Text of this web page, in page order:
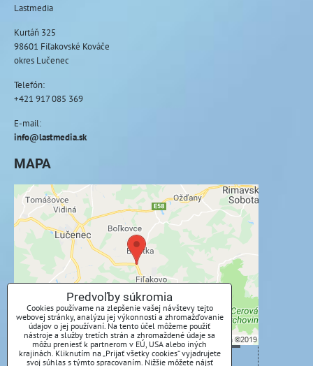
Lastmedia
Kurtáň 325
98601 Fiľakovské Kováče
okres Lučenec
Telefón:
+421 917 085 369
E-mail:
info@lastmedia.sk
MAPA
Externý obsah je blokovaný Voľbami
súkromia
Prajete si načítať externý obsah?
Povoliť tentokrát
Povoliť a zapamätať - súhlas s druhom cookie:
Funkčné
Predvoľby súkromia
Cookies používame na zlepšenie vašej návštevy tejto
webovej stránky, analýzu jej výkonnosti a zhromažďovanie
údajov o jej používaní. Na tento účel môžeme použiť
nástroje a služby tretích strán a zhromaždené údaje sa
môžu preniesť k partnerom v EÚ, USA alebo iných
krajinách. Kliknutím na „Prijať všetky cookies“ vyjadrujete
svoj súhlas s týmto spracovaním. Nižšie môžete nájsť